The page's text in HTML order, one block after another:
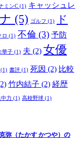
ミンC (1) キャッシュレ
(5) ゴルフ (1)
ド
ロ (1) 不倫 (3) 予防
華子 (1) 夫 (2) 女優
(1) 書評 (1) 死因 (2) 比較
竹内結子 (2) 経歴
力 (1) 高校野球 (1)
（たかす かつや）の